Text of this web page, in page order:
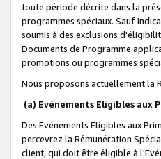
toute période décrite dans la
programmes spéciaux. Sauf
soumis à des exclusions
Documents de Programme
promotions ou programmes
Nous proposons actuellement la
(a) Evénements Eligibles aux
Des Evénements Eligibles aux
percevrez la Rémunération
client, qui doit être éligible à